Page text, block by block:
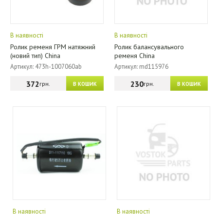
В наявності
Ролик ременя ГРМ натяжний
(новий тип) China
Артикул: 473h-1007060ab
В КОШИК
372грн.
В наявності
Ролик балансувального
ременя China
Артикул: md115976
В КОШИК
230грн.
В наявності В наявності